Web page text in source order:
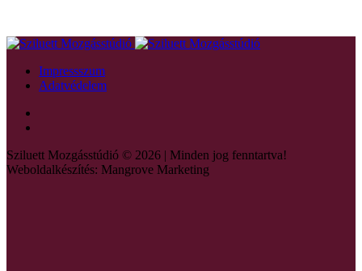
Impressszum
Adatvédelem
Sziluett Mozgásstúdió © 2026 | Minden jog fenntartva!
Weboldalkészítés: Mangrove Marketing